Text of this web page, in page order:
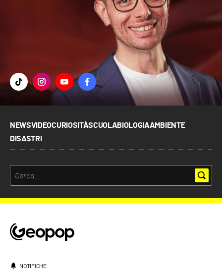
NEWSVIDEOCURIOSITÀSCUOLABIOLOGIAAMBIENTE
DISASTRI
NOTIFICHE